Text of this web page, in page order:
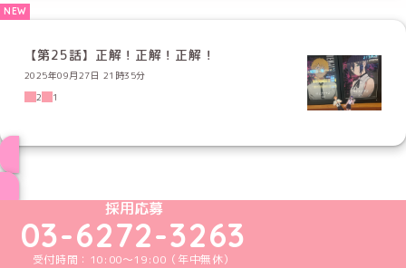
【第25話】正解！正解！正解！
2025年09月27日 21時35分
2
1
めいどりーみんTikTok公式アカウント
めいどりーみんX公式アカウント
めいどりーみんInstagram公式アカウント
めいどりーみんFacebook公式アカウン
めいどりーみんYouTube公式アカ
採用応募
03-6272-3263
受付時間：10:00～19:00（年中無休）